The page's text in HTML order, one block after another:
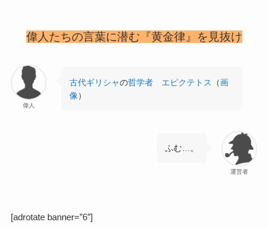
偉人たちの言葉に潜む『黄金律』を見抜け
偉人
古代ギリシャの哲学者 エピクテトス （画
像）
運営者
ふむ…。
[adrotate banner=”6″]